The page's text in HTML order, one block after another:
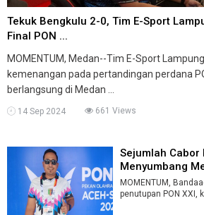
Tekuk Bengkulu 2-0, Tim E-Sport
Final PON ...
MOMENTUM, Medan--Tim E-Sport
kemenangan pada pertandingan perdana
berlangsung di Medan ...
14 Sep 2024 661 Views
Sejumlah
Menyumbang
Optimi ...
MOMENTUM,
penutupan PON XXI,